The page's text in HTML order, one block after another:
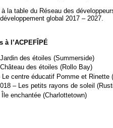
à la table du Réseau des
global 2017 – 2027.
à l’ACPEFÎPÉ
des étoiles (Summerside)
des étoiles (Rollo Bay)
Le centre éducatif Pomme et Rinette
– Les petits rayons de soleil
enchantée (Charlottetown)